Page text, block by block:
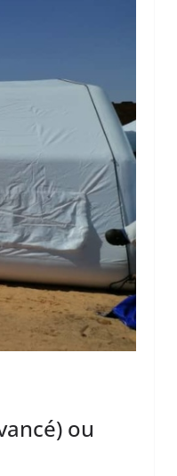
ou